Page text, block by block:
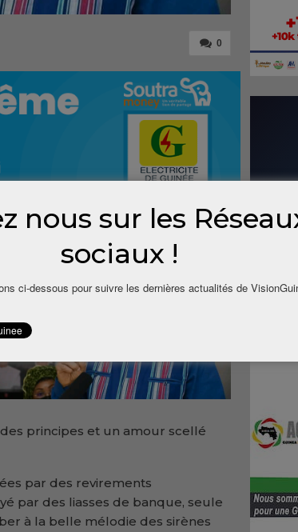
0
principes et un amour scellé
par des revirements
par des liasses de banque, seule
à la belle mélodie des sirènes
nous sur les
sociaux !
ci-dessous pour suivre les dernières actualités de